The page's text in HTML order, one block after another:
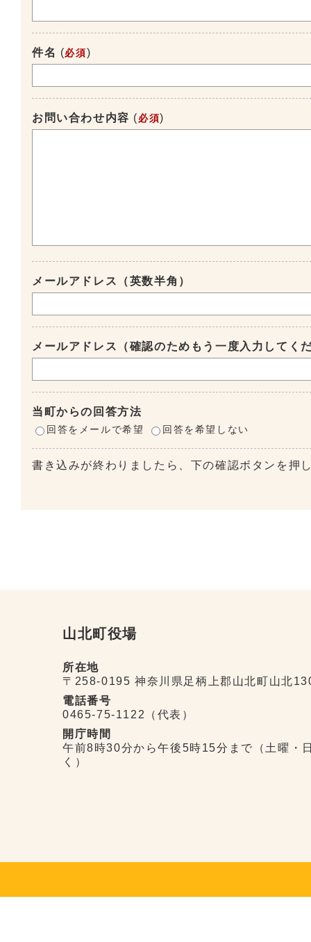
件名 (必須)
お問い合わせ内容 ( 必須)
メールアドレス（英数半角）
メールアドレス（確認のためもう一度入力してく
当町からの回答方法
回答をメールで希望 回答を希望しない
書き込みが終わりましたら、下の確認ボタンを押
山北町役場
所在地
〒258-0195 神奈川県足柄上郡山北町山北
電話番号
0465-75-1122（代表）
開庁時間
午前8時30分から午後5時15分まで（土曜・
く）